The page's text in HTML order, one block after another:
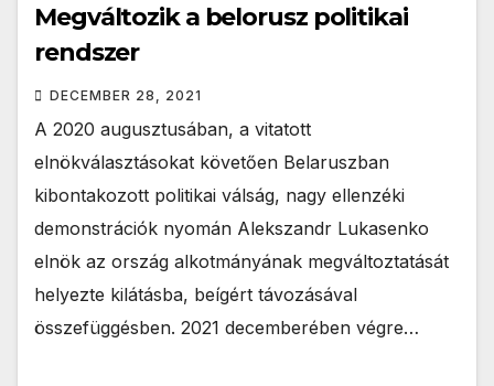
Megváltozik a belorusz politikai
rendszer
DECEMBER 28, 2021
A 2020 augusztusában, a vitatott
elnökválasztásokat követően Belaruszban
kibontakozott politikai válság, nagy ellenzéki
demonstrációk nyomán Alekszandr Lukasenko
elnök az ország alkotmányának megváltoztatását
helyezte kilátásba, beígért távozásával
összefüggésben. 2021 decemberében végre…